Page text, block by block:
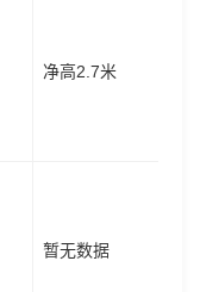
净高2.7米
暂无数据